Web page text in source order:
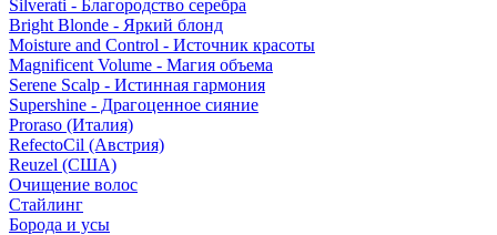
Silverati - Благородство серебра
Bright Blonde - Яркий блонд
Moisture and Control - Источник красоты
Magnificent Volume - Магия объема
Serene Scalp - Истинная гармония
Supershine - Драгоценное сияние
Proraso (Италия)
RefectoCil (Австрия)
Reuzel (США)
Очищение волос
Стайлинг
Борода и усы